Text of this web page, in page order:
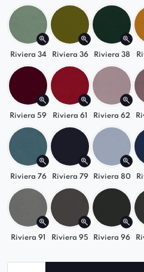
Dopasuj do swojego
Sofa dostępna w
kolorach, idealnie
nowoczesnych, glamour
Aveiro III towygodna,
która doda charakteru
Odkryj całą kolekcję i
wypoczynkowy
Riviera 34 Riviera 36 Riviera 38
Riviera 59 Riviera 61 Riviera 62
Riviera 76 Riviera 79 Riviera 80
Riviera 91 Riviera 95 Riviera 96